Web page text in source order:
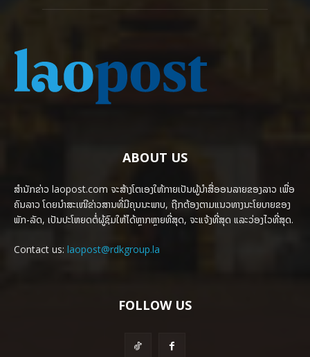
ABOUT US
ສຳນັກຂ່າວ laopost.com ຈະສ້າງໂຕເອງໃຫ້ກາຍເປັນຜູ້ນຳສື່ອອນລາຍຂອງລາວ ເພື່ອ
ຄົນລາວ ໂດຍນຳສະເໜີຂ່າວສານທີ່ມີຄຸນນະພາບ, ຖືກຕ້ອງຕາມແນວທາງນະໂຍບາຍຂອງ
ພັກ-ລັດ, ເປັນປະໂຫຍດຕໍ່ຜູ້ຊົມໃຫ້ໄດ້ຫຼາກຫຼາຍທີ່ສຸດ, ຈະແຈ້ງທີ່ສຸດ ແລະວ່ອງໄວທີ່ສຸດ.
Contact us: laopost@rdkgroup.la
FOLLOW US